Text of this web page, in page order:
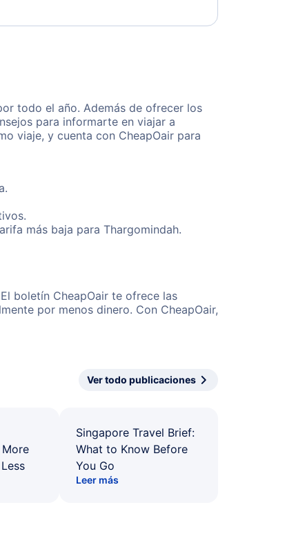
todo el año. Además de ofrecer los
para informarte en viajar a
viaje, y cuenta con CheapOair para
más baja para Thargomindah.
boletín CheapOair te ofrece las
por menos dinero. Con CheapOair,
Ver todo publicaciones
More
Singapore Travel Brief:
What to Know Before
You Go
Leer más